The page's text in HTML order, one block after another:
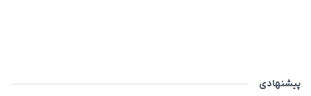
پیشنهادی